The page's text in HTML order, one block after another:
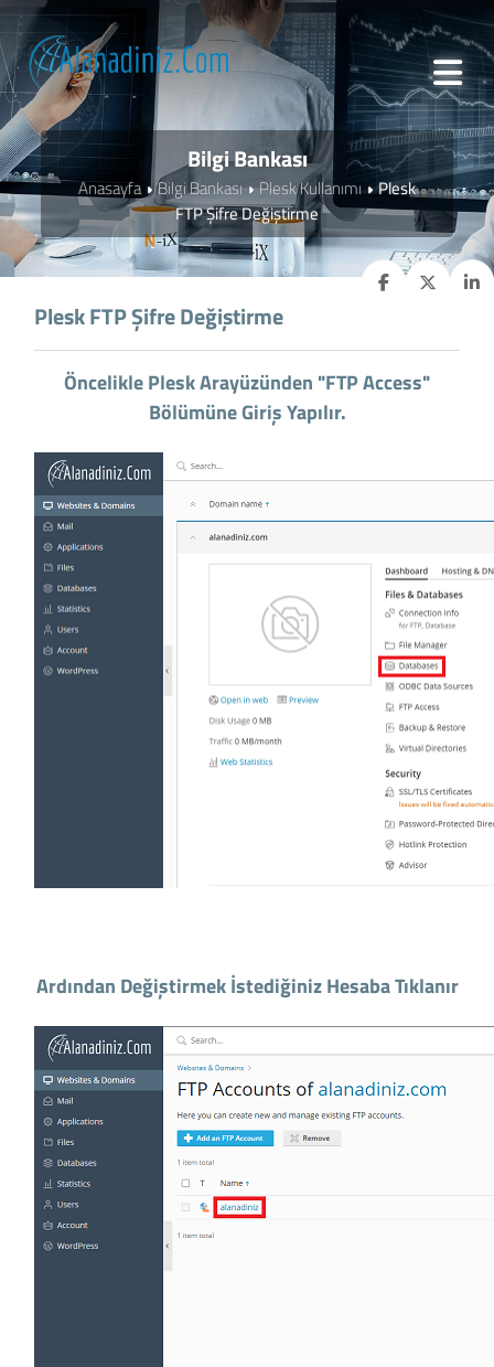
Bilgi Bankası
Anasayfa Bilgi Bankası Plesk Kullanımı
Plesk
FTP Şifre Değiştirme
Plesk FTP Şifre Değiştirme
Öncelikle Plesk Arayüzünden "FTP Access"
Bölümüne Giriş Yapılır.
Ardından Değiştirmek İstediğiniz Hesaba Tıklanır